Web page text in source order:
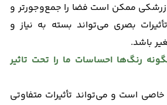
زرشکی ممکن است فضا را جمع‌وجورتر و
بصری می‌تواند بسته به نیاز و
باشد.
رنگ‌ها احساسات ما را تحت تاثیر
است و می‌تواند تأثیرات متفاوتی